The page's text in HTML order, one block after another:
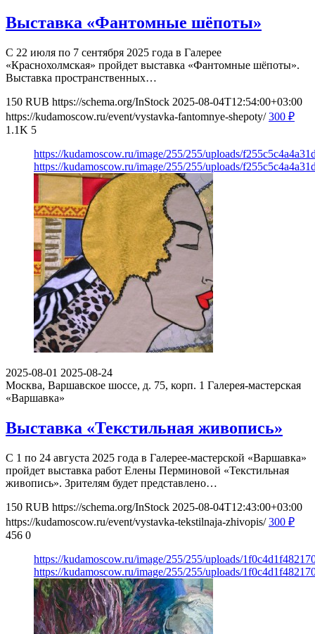
Выставка «Фантомные шёпоты»
С 22 июля по 7 сентября 2025 года в Галерее
«Краснохолмская» пройдет выставка «Фантомные шёпоты».
Выставка пространственных…
150 RUB https://schema.org/InStock 2025-08-04T12:54:00+03:00
https://kudamoscow.ru/event/vystavka-fantomnye-shepoty/ 300 ₽
1.1K 5
https://kudamoscow.ru/image/255/255/uploads/
https://kudamoscow.ru/image/255/255/uploads/
2025-08-01 2025-08-24
Москва, Варшавское шоссе, д. 75, корп. 1 Галерея-мастерская
«Варшавка»
Выставка «Текстильная живопись»
С 1 по 24 августа 2025 года в Галерее-мастерской «Варшавка»
пройдет выставка работ Елены Перминовой «Текстильная
живопись». Зрителям будет представлено…
150 RUB https://schema.org/InStock 2025-08-04T12:43:00+03:00
https://kudamoscow.ru/event/vystavka-tekstilnaja-zhivopis/ 300 ₽
456 0
https://kudamoscow.ru/image/255/255/uploads/
https://kudamoscow.ru/image/255/255/uploads/